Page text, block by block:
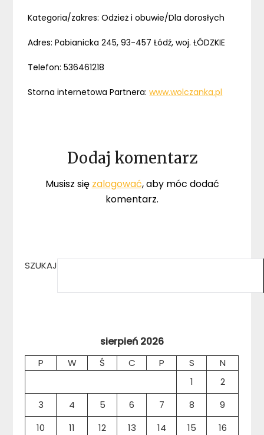
Kategoria/zakres: Odzież i obuwie/Dla dorosłych
Adres: Pabianicka 245, 93-457 Łódź, woj. ŁÓDZKIE
Telefon: 536461218
Storna internetowa Partnera:www.wolczanka.pl
Dodaj komentarz
Musisz się zalogować, aby móc dodać
komentarz.
SZUKAJ
sierpień 2026
P W Ś C P S
N
1
2
3
4 5 6 7 8
9
10
11 12 13 14 15
16